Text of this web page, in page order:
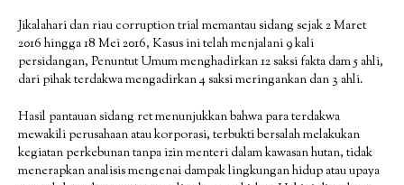
Jikalahari dan riau corruption trial memantau sidang sejak 2 Maret
2016 hingga 18 Mei 2016, Kasus ini telah menjalani 9 kali
persidangan, Penuntut Umum menghadirkan 12 saksi fakta dam 5 ahli,
dari pihak terdakwa mengadirkan 4 saksi meringankan dan 3 ahli.
Hasil pantauan sidang rct menunjukkan bahwa para terdakwa
mewakili perusahaan atau korporasi, terbukti bersalah melakukan
kegiatan perkebunan tanpa izin menteri dalam kawasan hutan, tidak
menerapkan analisis mengenai dampak lingkungan hidup atau upaya